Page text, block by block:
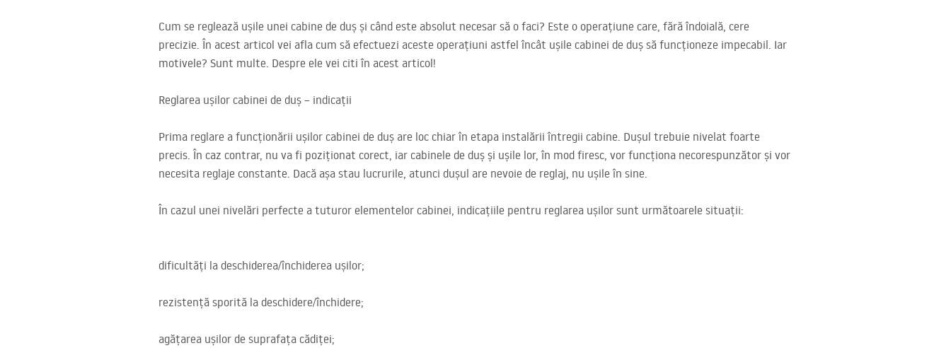
Cum se reglează ușile unei cabine de duș și când este absolut necesar să o faci? Este o operațiune care, fără îndoială, cere
precizie. În acest articol vei afla cum să efectuezi aceste operațiuni astfel încât ușile cabinei de duș să funcționeze impecabil. Iar
motivele? Sunt multe. Despre ele vei citi în acest articol!
Reglarea ușilor cabinei de duș – indicații
Prima reglare a funcționării ușilor cabinei de duș are loc chiar în etapa instalării întregii cabine. Dușul trebuie nivelat foarte
precis. În caz contrar, nu va fi poziționat corect, iar cabinele de duș și ușile lor, în mod firesc, vor funcționa necorespunzător și vor
necesita reglaje constante. Dacă așa stau lucrurile, atunci dușul are nevoie de reglaj, nu ușile în sine.
În cazul unei nivelări perfecte a tuturor elementelor cabinei, indicațiile pentru reglarea ușilor sunt următoarele situații:
dificultăți la deschiderea/închiderea ușilor;
rezistență sporită la deschidere/închidere;
agățarea ușilor de suprafața cădiței;